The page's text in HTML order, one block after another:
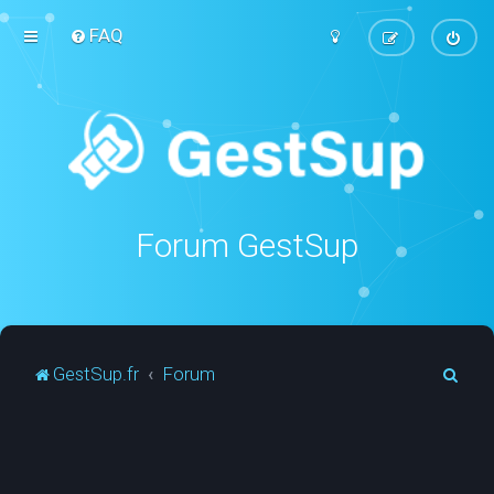
FAQ
Forum GestSup
GestSup.fr Forum